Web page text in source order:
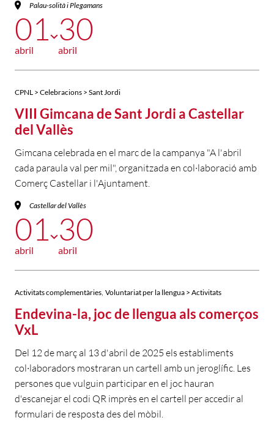
Palau-solità i Plegamans
01
abril
30
abril
CPNL > Celebracions > Sant Jordi
VIII Gimcana de Sant Jordi a Castellar
del Vallès
Gimcana celebrada en el marc de la campanya "A l'abril
cada paraula val per mil", organitzada en col·laboració amb
Comerç Castellar i l'Ajuntament.
Castellar del Vallès
01
abril
30
abril
Activitats complementàries Voluntariat per la llengua > Activitats
Endevina-la, joc de llengua als comerços
VxL
Del 12 de març al 13 d'abril de 2025 els establiments
col·laboradors mostraran un cartell amb un jeroglífic. Les
persones que vulguin participar en el joc hauran
d'escanejar el codi QR imprès en el cartell per accedir al
formulari de resposta des del mòbil.